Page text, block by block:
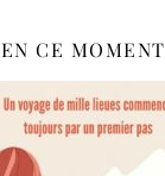
EN CE MOMENT